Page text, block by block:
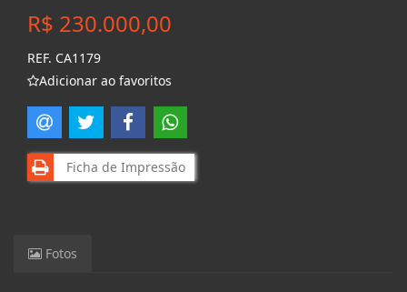
R$ 230.000,00
REF. CA1179
Adicionar ao favoritos
Ficha de Impressão
Fotos